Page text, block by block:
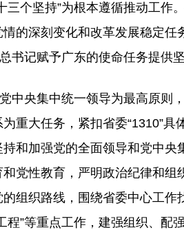
个坚持”为根本遵循推动工作
的深刻变化和改革发展稳定任
书记赋予广东的使命任务提供坚
中央集中统一领导为最高原则
重大任务，紧扣省委“1310”具
和加强党的全面领导和党中央
党性教育，严明政治纪律和组
组织路线，围绕省委中心工作
”等重点工作，建强组织、配